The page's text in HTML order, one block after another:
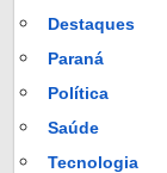
Destaques
Paraná
Política
Saúde
Tecnologia